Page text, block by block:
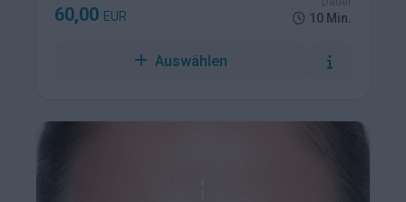
60,00 EUR 10 Min.
Auswählen